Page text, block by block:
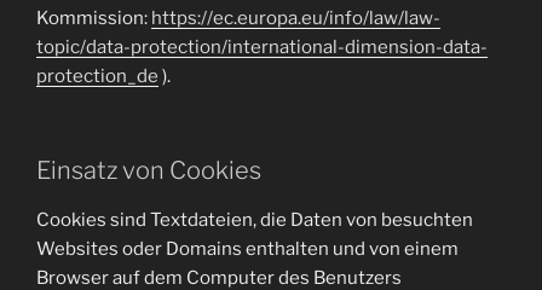
Kommission: https://ec.europa.eu/info/law/law-
topic/data-protection/international-dimension-data-
protection_de ).
Einsatz von Cookies
Cookies sind Textdateien, die Daten von besuchten
Websites oder Domains enthalten und von einem
Browser auf dem Computer des Benutzers